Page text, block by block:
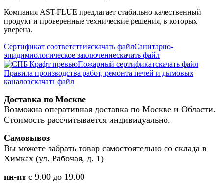
Компания AST-FLUE предлагает стабильно качественный
продукт и проверенные технические решения, в которых
уверена.
Сертификат соответствияскачать файлСанитарно-
эпидимиологическое заключениескачать файл
Пожарный сертификатскачать файл
Правила производства работ, ремонта печей и дымовых
каналовскачать файл
Доставка по Москве
Возможна оперативная доставка по Москве и Области.
Стоимость рассчитывается индивидуально.
Самовывоз
Вы можете забрать товар самостоятельно со склада в
Химках (ул. Рабочая, д. 1)
пн-пт с 9.00 до 19.00